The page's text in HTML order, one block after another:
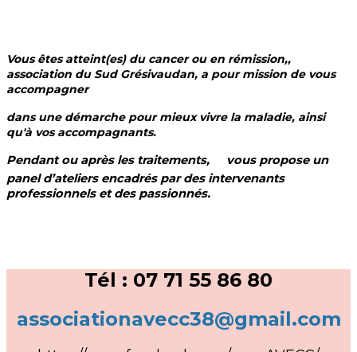
Vous êtes atteint(es) du cancer ou en rémission,,
association du Sud Grésivaudan, a pour mission de vous
accompagner
dans une démarche pour mieux vivre la maladie, ainsi
qu'à vos accompagnants.
Pendant ou après les traitements,
vous propose un
panel d’ateliers encadrés par des intervenants
professionnels et des passionnés.
Tél : 07 71 55 86 80
associationavecc38@gmail.com